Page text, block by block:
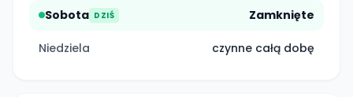
Sobota DZIŚ Zamknięte
Niedziela czynne całą dobę